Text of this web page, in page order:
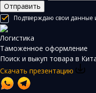
Отправить
Подтверждаю свои данные
Логистика
Таможенное оформление
Поиск и выкуп товара в
Скачать презентацию